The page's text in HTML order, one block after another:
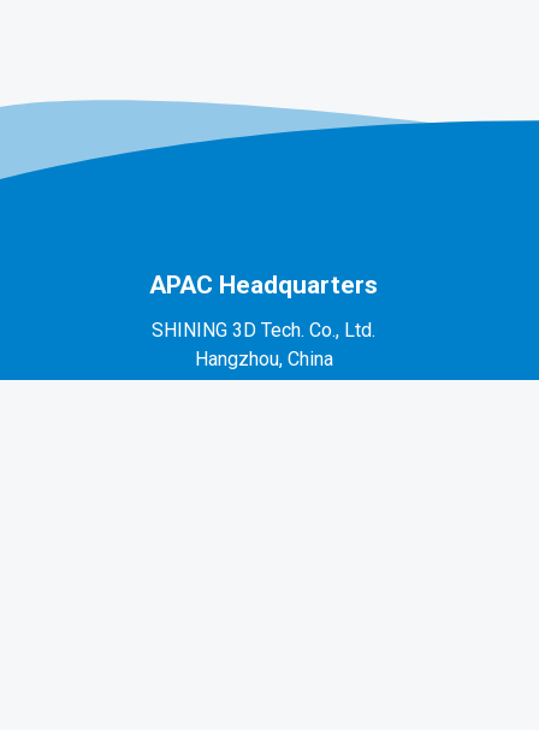
APAC Headquarters
SHINING 3D Tech. Co., Ltd.
Hangzhou, China
P: +86-571-82999050